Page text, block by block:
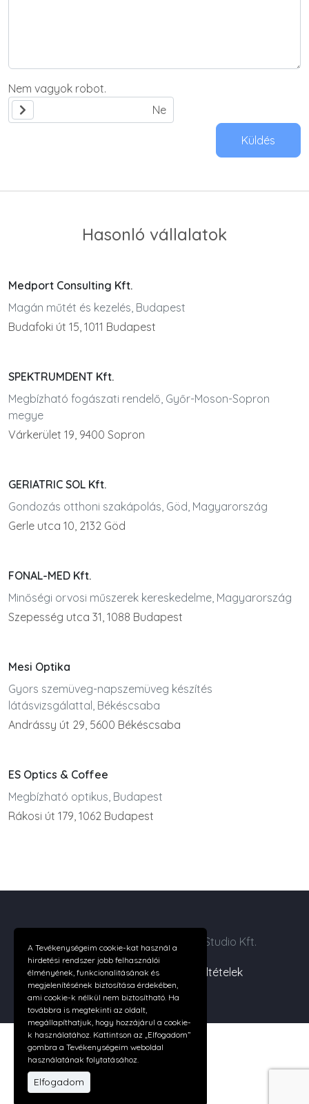
Nem vagyok robot.
Küldés
Hasonló vállalatok
Medport Consulting Kft.
Magán műtét és kezelés, Budapest
Budafoki út 15, 1011 Budapest
SPEKTRUMDENT Kft.
Megbízható fogászati rendelő, Győr-Moson-Sopron
megye
Várkerület 19, 9400 Sopron
GERIATRIC SOL Kft.
Gondozás otthoni szakápolás, Göd, Magyarország
Gerle utca 10, 2132 Göd
FONAL-MED Kft.
Minőségi orvosi műszerek kereskedelme, Magyarország
Szepesség utca 31, 1088 Budapest
Mesi Optika
Gyors szemüveg-napszemüveg készítés
látásvizsgálattal, Békéscsaba
Andrássy út 29, 5600 Békéscsaba
ES Optics & Coffee
Megbízható optikus, Budapest
Rákosi út 179, 1062 Budapest
Copyright ©2026 Digital Web Studio Kft.
Cégünkről|Felhasználási feltételek
A Tevékenységeim cookie-kat használ a
hirdetési rendszer jobb felhasználói
élményének, funkcionalitásának és
megjelenítésének biztosítása érdekében,
ami cookie-k nélkül nem biztosítható. Ha
továbbra is megtekinti az oldalt,
megállapíthatjuk, hogy hozzájárul a cookie-
k használatához. Kattintson az „Elfogadom”
gombra a Tevékenységeim weboldal
használatának folytatásához.
Elfogadom